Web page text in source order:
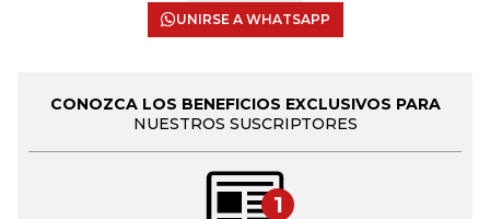
UNIRSE A WHATSAPP
CONOZCA LOS BENEFICIOS EXCLUSIVOS PARA
NUESTROS SUSCRIPTORES
1